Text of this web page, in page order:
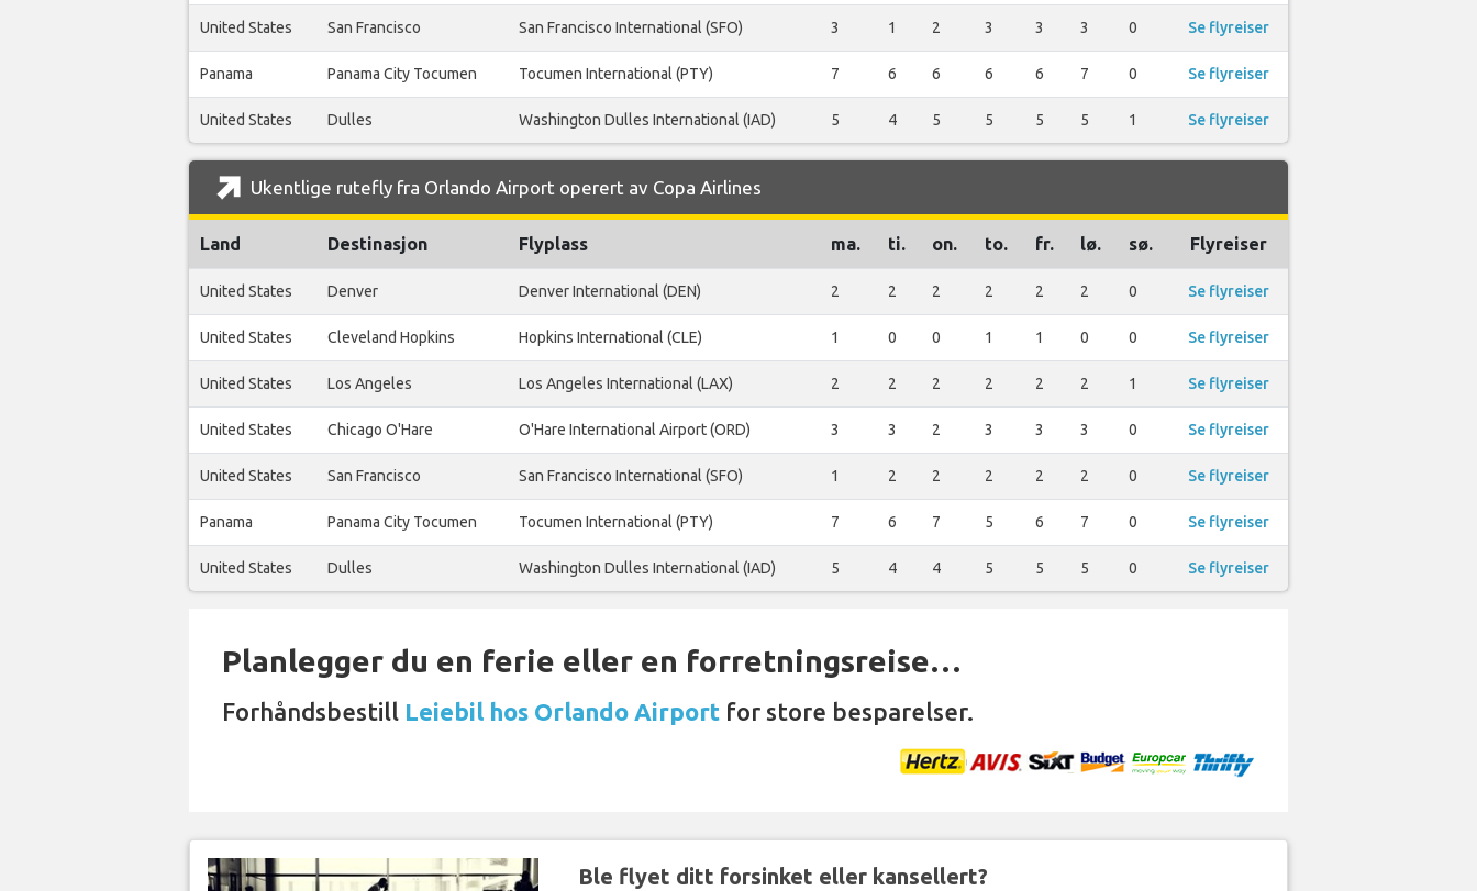
United States San Francisco San Francisco International (SFO) 3 1 2 3 3 3 0 Se flyreiser
Panama Panama City Tocumen Tocumen International (PTY) 7 6 6 6 6 7 0 Se flyreiser
United States Dulles Washington Dulles International (IAD) 5 4 5 5 5 5 1 Se flyreiser
Ukentlige rutefly fra Orlando Airport operert av Copa Airlines
Land Destinasjon Flyplass ma. ti. on. to. fr. lø. sø. Flyreiser
United States Denver Denver International (DEN) 2 2 2 2 2 2 0 Se flyreiser
United States Cleveland Hopkins Hopkins International (CLE) 1 0 0 1 1 0 0 Se flyreiser
United States Los Angeles Los Angeles International (LAX) 2 2 2 2 2 2 1 Se flyreiser
United States Chicago O'Hare O'Hare International Airport (ORD) 3 3 2 3 3 3 0 Se flyreiser
United States San Francisco San Francisco International (SFO) 1 2 2 2 2 2 0 Se flyreiser
Panama Panama City Tocumen Tocumen International (PTY) 7 6 7 5 6 7 0 Se flyreiser
United States Dulles Washington Dulles International (IAD) 5 4 4 5 5 5 0 Se flyreiser
Planlegger du en ferie eller en forretningsreise…
Forhåndsbestill Leiebil hos Orlando Airport for store besparelser.
Ble flyet ditt forsinket eller kansellert?